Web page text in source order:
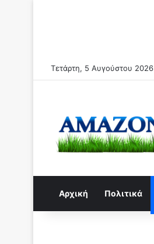
Τετάρτη, 5 Αυγούστου 2026
Αρχική Πολιτικά